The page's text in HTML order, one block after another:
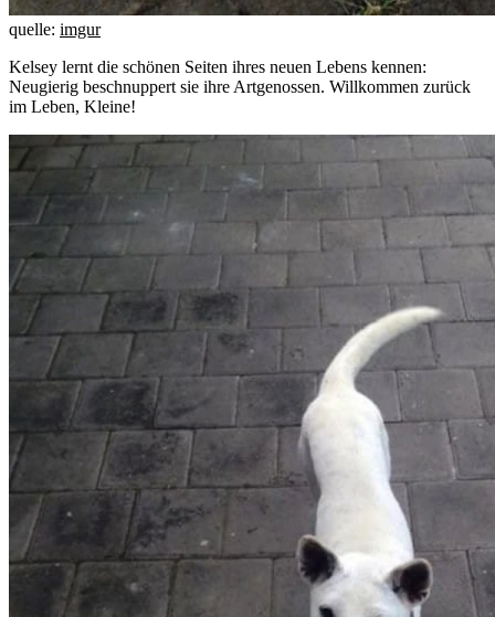
quelle: imgur
Kelsey lernt die schönen Seiten ihres neuen Lebens kennen:
Neugierig beschnuppert sie ihre Artgenossen. Willkommen zurück
im Leben, Kleine!